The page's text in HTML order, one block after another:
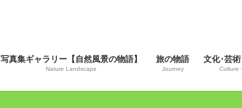
写真集ギャラリー【自然風景の物語】
Nature Landscape
旅の物語
Journey
文化･芸
Culture